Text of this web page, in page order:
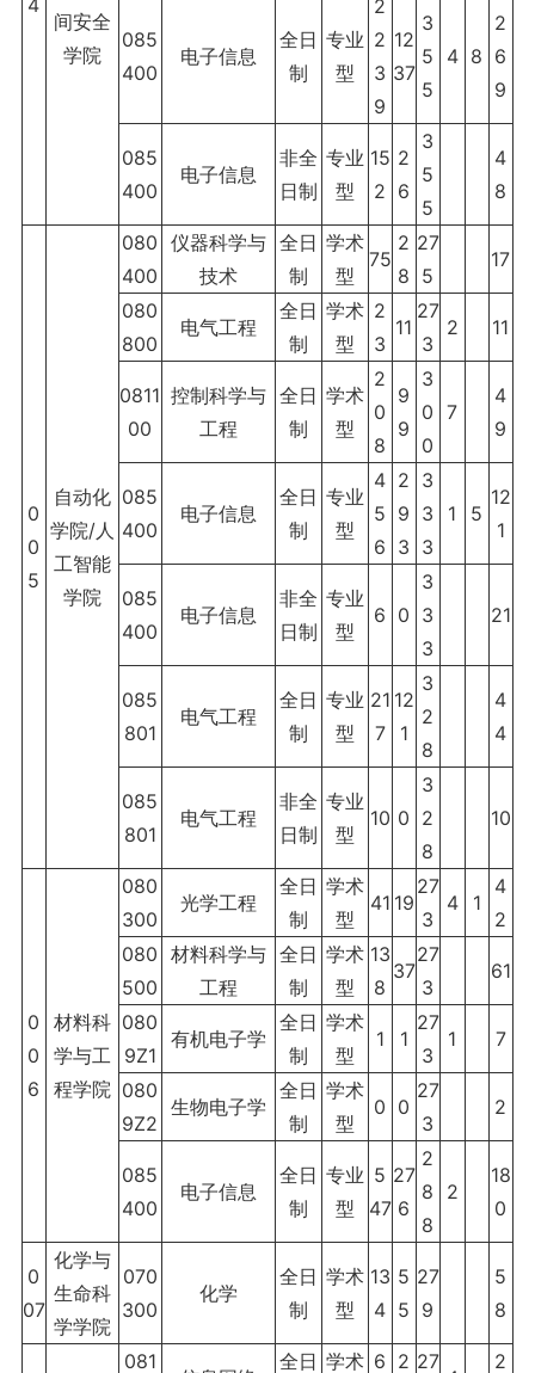
4
间安全
学院
085
400
电子信息
全日
制
专业
型
2
2
3
9
12
37
3
5
5
4 8
2
6
9
085
400
电子信息
非全
日制
专业
型
15
2
2
6
3
5
5
4
8
0
0
5
自动化
学院/人
工智能
学院
080
400
仪器科学与
技术
全日
制
学术
型
75
2
8
27
5
17
080
800
电气工程
全日
制
学术
型
2
3
11
27
3
2 11
0811
00
控制科学与
工程
全日
制
学术
型
2
0
8
9
9
3
0
0
7
4
9
085
400
电子信息
全日
制
专业
型
4
5
6
2
9
3
3
3
3
1 5
12
1
085
400
电子信息
非全
日制
专业
型
6 0
3
3
3
21
085
801
电气工程
全日
制
专业
型
21
7
12
1
3
2
8
4
4
085
801
电气工程
非全
日制
专业
型
10 0
3
2
8
10
0
0
6
材料科
学与工
程学院
080
300
光学工程
全日
制
学术
型
41 19
27
3
4 1
4
2
080
500
材料科学与
工程
全日
制
学术
型
13
8
37
27
3
61
080
9Z1
有机电子学
全日
制
学术
型
1 1
27
3
1 7
080
9Z2
生物电子学
全日
制
学术
型
0 0
27
3
2
085
400
电子信息
全日
制
专业
型
5
47
27
6
2
8
8
2
18
0
0
07
化学与
生命科
学学院
070
300
化学
全日
制
学术
型
13
4
5
5
27
9
5
8
081
全日 学术 6 2 27
2